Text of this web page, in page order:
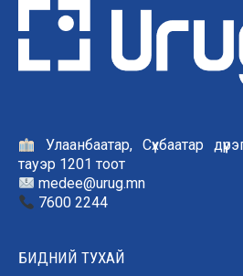
Улаанбаатар, Сүхбаатар
тауэр 1201 тоот
medee@urug.mn
7600 2244
БИДНИЙ ТУХАЙ